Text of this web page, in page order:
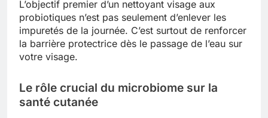
L’objectif premier d’un nettoyant visage aux
probiotiques n’est pas seulement d’enlever les
impuretés de la journée. C’est surtout de renforcer
la barrière protectrice dès le passage de l’eau sur
votre visage.
Le rôle crucial du microbiome sur la
santé cutanée